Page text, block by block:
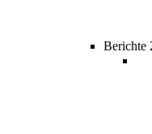
Berichte